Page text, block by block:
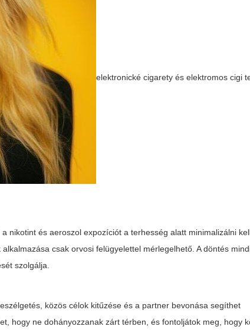
elektronické cigarety és elektromos cigi
nikotint és aeroszol expozíciót a terhesség alatt minimalizálni
csak orvosi felügyelettel mérlegelhető. A döntés
szolgálja.
közös célok kitűzése és a partner bevonása segíthet
hogy ne dohányozzanak zárt térben, és fontoljátok meg, hogy